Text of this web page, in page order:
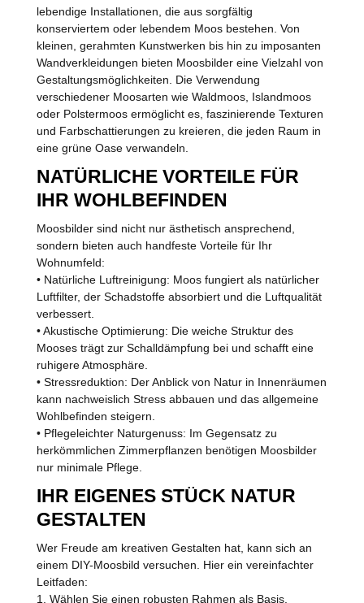
lebendige Installationen, die aus sorgfältig
konserviertem oder lebendem Moos bestehen. Von
kleinen, gerahmten Kunstwerken bis hin zu imposanten
Wandverkleidungen bieten Moosbilder eine Vielzahl von
Gestaltungsmöglichkeiten. Die Verwendung
verschiedener Moosarten wie Waldmoos, Islandmoos
oder Polstermoos ermöglicht es, faszinierende Texturen
und Farbschattierungen zu kreieren, die jeden Raum in
eine grüne Oase verwandeln.
NATÜRLICHE VORTEILE FÜR
IHR WOHLBEFINDEN
Moosbilder sind nicht nur ästhetisch ansprechend,
sondern bieten auch handfeste Vorteile für Ihr
Wohnumfeld:
• Natürliche Luftreinigung: Moos fungiert als natürlicher
Luftfilter, der Schadstoffe absorbiert und die Luftqualität
verbessert.
• Akustische Optimierung: Die weiche Struktur des
Mooses trägt zur Schalldämpfung bei und schafft eine
ruhigere Atmosphäre.
• Stressreduktion: Der Anblick von Natur in Innenräumen
kann nachweislich Stress abbauen und das allgemeine
Wohlbefinden steigern.
• Pflegeleichter Naturgenuss: Im Gegensatz zu
herkömmlichen Zimmerpflanzen benötigen Moosbilder
nur minimale Pflege.
IHR EIGENES STÜCK NATUR
GESTALTEN
Wer Freude am kreativen Gestalten hat, kann sich an
einem DIY-Moosbild versuchen. Hier ein vereinfachter
Leitfaden:
1. Wählen Sie einen robusten Rahmen als Basis.